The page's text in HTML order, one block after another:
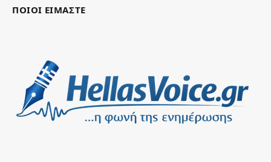
ΠΟΙΟΙ ΕΙΜΑΣΤΕ